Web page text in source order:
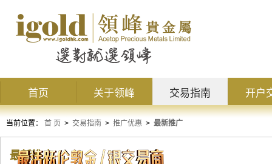
首页 关于领峰 交易指南 开户
当前位置： 首 页 > 交易指南 > 推广优惠 > 最新推广
最新推广